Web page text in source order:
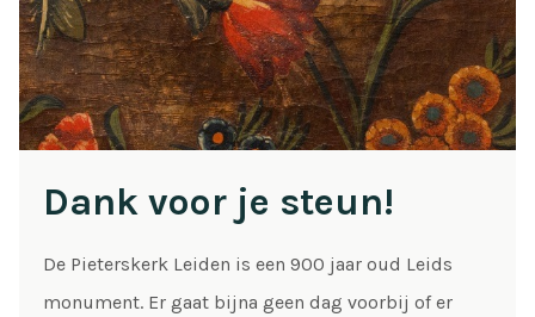
Dank voor je steun!
De Pieterskerk Leiden is een 900 jaar oud Leids
monument. Er gaat bijna geen dag voorbij of er